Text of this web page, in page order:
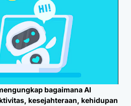
bagaimana AI
kesejahteraan, kehidupan